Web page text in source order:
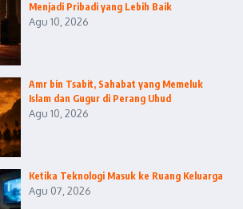
Menjadi Pribadi yang Lebih Baik
Agu 10, 2026
Amr bin Tsabit, Sahabat yang Memeluk
Islam dan Gugur di Perang Uhud
Agu 10, 2026
Ketika Teknologi Masuk ke Ruang Keluarga
Agu 07, 2026